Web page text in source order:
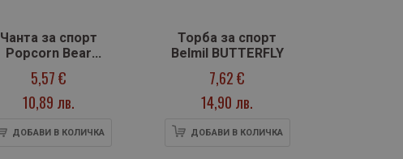
Чанта за спорт
Popcorn Bear
Friends
5,57 €
10,89 лв.
ДОБАВИ В КОЛИЧКА
Торба за спорт
Belmil BUTTERFLY
7,62 €
14,90 лв.
ДОБАВИ В КОЛИЧКА